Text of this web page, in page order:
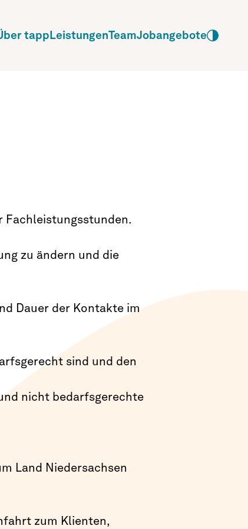
tappLeistungenTeamJobangebote
Fachleistungsstunden.
zu ändern und die
Dauer der Kontakte im
sind und den
nicht bedarfsgerechte
Land Niedersachsen
zum Klienten,